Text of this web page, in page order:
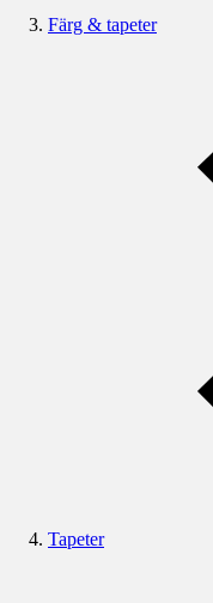
Färg & tapeter
Tapeter